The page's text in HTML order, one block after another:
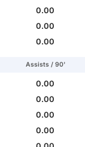
0.00
0.00
0.00
Assists / 90'
0.00
0.00
0.00
0.00